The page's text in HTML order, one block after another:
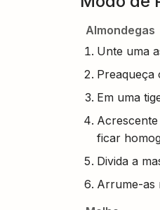
Almondegas
Unte uma
Preaqueça
Em uma
ficar
Divida a
Arrume-as